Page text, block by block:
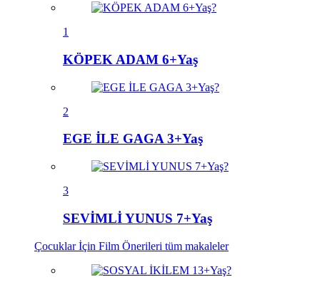
1
KÖPEK ADAM 6+Yaş
2
EGE İLE GAGA 3+Yaş
3
SEVİMLİ YUNUS 7+Yaş
Çocuklar İçin Film Önerileri tüm makaleler